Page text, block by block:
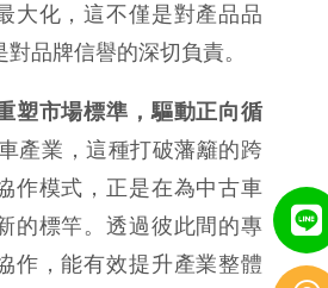
大化，這不僅是對產品品
品牌信譽的深切負責。
塑市場標準，驅動正向循
產業，這種打破藩籬的跨
作模式，正是在為中古車
的標竿。透過彼此間的專
作，能有效提升產業整體